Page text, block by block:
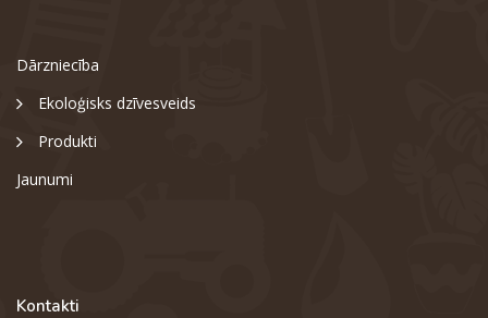
Dārzniecība
Ekoloģisks dzīvesveids
Produkti
Jaunumi
Kontakti